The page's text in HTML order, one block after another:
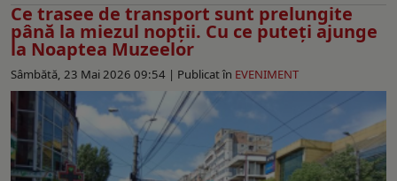
Ce trasee de transport sunt prelungite
până la miezul nopţii. Cu ce puteţi ajunge
la Noaptea Muzeelor
Sâmbătă, 23 Mai 2026 09:54 | Publicat în EVENIMENT